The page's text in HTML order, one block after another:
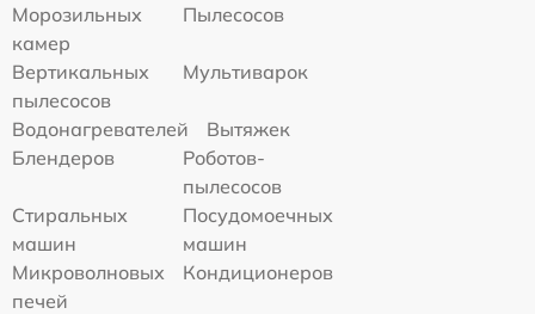
Морозильных
камер
Пылесосов
Вертикальных
пылесосов
Мультиварок
Водонагревателей
Вытяжек
Блендеров
Роботов-
пылесосов
Стиральных
машин
Посудомоечных
машин
Микроволновых
печей
Кондиционеров